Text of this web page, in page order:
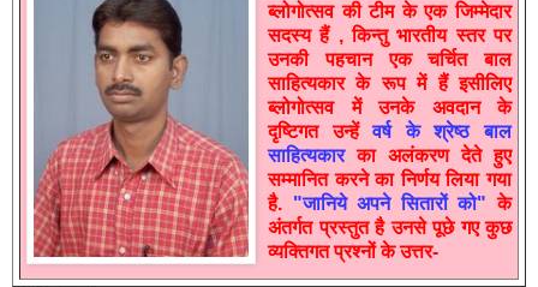
ब्लोगोत्सव की टीम के एक जिम्मेदार
सदस्य हैं , किन्तु भारतीय स्तर पर
उनकी पहचान एक चर्चित बाल
साहित्यकार के रूप में हैं इसीलिए
ब्लोगोत्सव में उनके अवदान के
दृष्टिगत उन्हेंवर्ष के श्रेष्ठ बाल
साहित्यकारका अलंकरण देते हुए
सम्मानित करने का निर्णय लिया गया
है. "जानिये अपने सितारों को" के
अंतर्गत प्रस्तुत है उनसे पूछे गए कुछ
व्यक्तिगत प्रश्नों के उत्तर-